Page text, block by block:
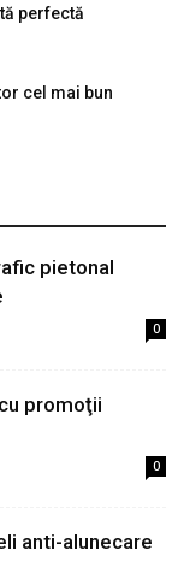
perfectă
cel mai bun
pietonal
0
promoţii
0
anti-alunecare